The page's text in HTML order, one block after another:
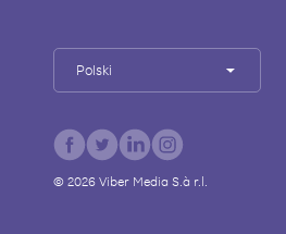
Polski
© 2026Viber Media S.à r.l.